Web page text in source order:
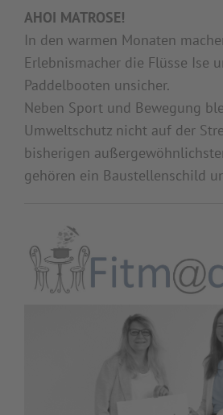
AHOI MATROSE!
In den warmen Monaten
Erlebnismacher die Flüsse Ise
Paddelbooten unsicher.
Neben Sport und Bewegung
Umweltschutz nicht auf der
bisherigen
gehören ein Baustellenschild